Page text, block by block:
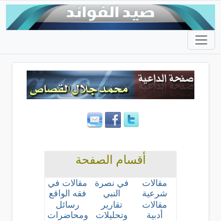
أقسام الصفحة
مقالات في
فقه الواقع
في نصرة
النبي
مقالات
شرعية
رسائل
ومحاضرات
تقارير
وتحليلات
مقالات
أدبية